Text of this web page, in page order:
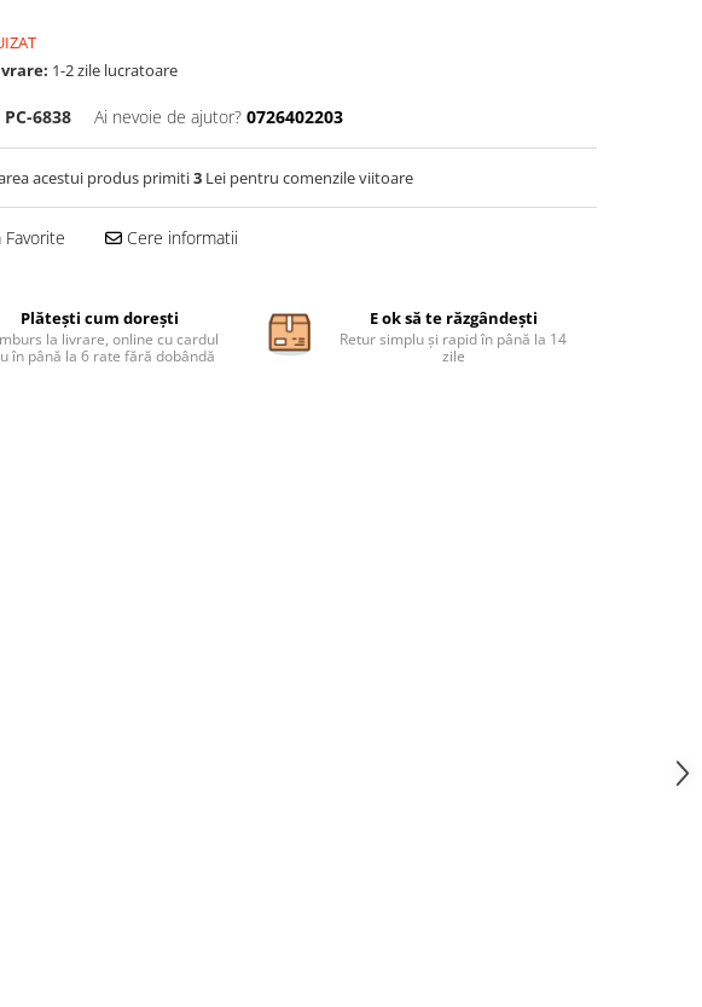
1-2 zile lucratoare
PC-6838 Ai nevoie de ajutor? 0726402203
acestui produs primiti3 Lei pentru comenzile viitoare
Favorite Cere informatii
Plătești cum dorești
la livrare, online cu cardul
în până la 6 rate fără dobândă
E ok să te răzgândești
Retur simplu și rapid în până la 14
zile